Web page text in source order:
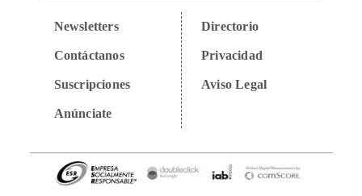
Newsletters
Contáctanos
Suscripciones
Anúnciate
Directorio
Privacidad
Aviso Legal